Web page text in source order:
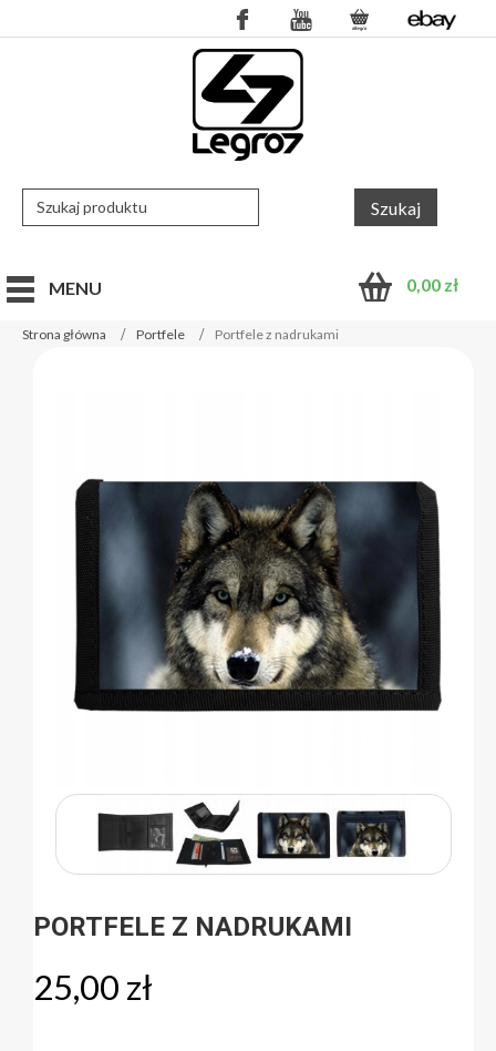
0,00 zł
MENU
Strona główna Portfele Portfele z nadrukami
PORTFELE Z NADRUKAMI
25,00 zł